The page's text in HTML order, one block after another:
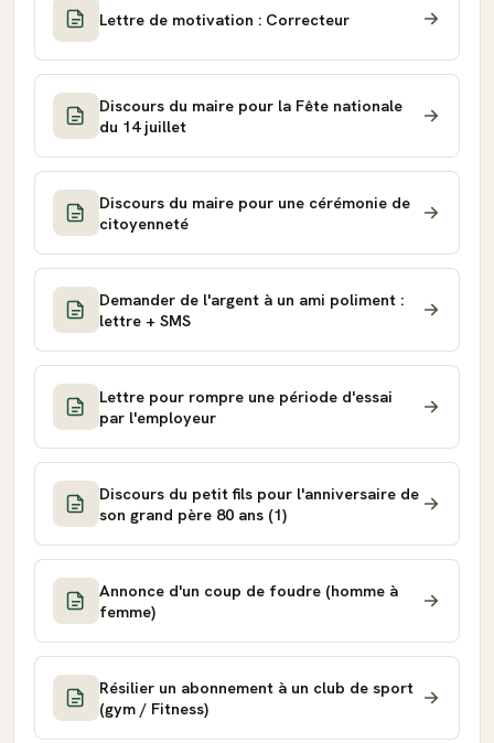
Lettre de motivation : Correcteur
Discours du maire pour la Fête nationale
du 14 juillet
Discours du maire pour une cérémonie de
citoyenneté
Demander de l'argent à un ami poliment :
lettre + SMS
Lettre pour rompre une période d'essai
par l'employeur
Discours du petit fils pour l'anniversaire de
son grand père 80 ans (1)
Annonce d'un coup de foudre (homme à
femme)
Résilier un abonnement à un club de sport
(gym / Fitness)